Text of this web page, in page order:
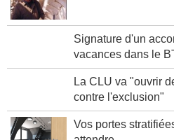
Signature d'un
vacances dans le
La CLU va "ouvrir
contre l'exclusion"
Vos portes